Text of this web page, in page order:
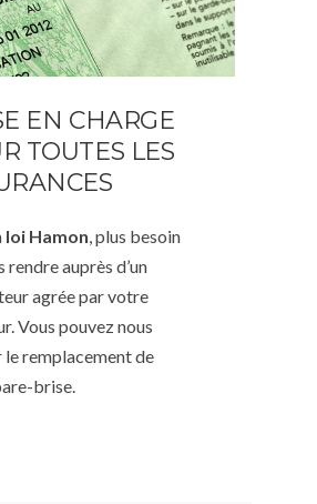
EN CHARGE
TOUTES LES
loi Hamon, plus besoin
rendre auprès d’un
agrée par votre
Vous pouvez nous
remplacement de
brise.